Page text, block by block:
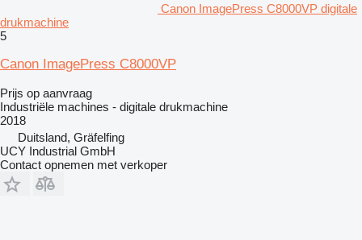
Canon ImagePress C8000VP digitale
drukmachine
5
Canon ImagePress C8000VP
Prijs op aanvraag
Industriële machines - digitale drukmachine
2018
Duitsland, Gräfelfing
UCY Industrial GmbH
Contact opnemen met verkoper